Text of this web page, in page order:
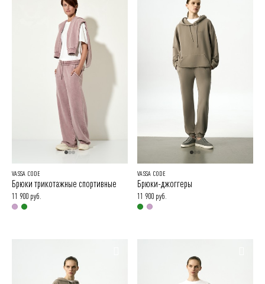
VASSA CODE
Брюки трикотажные спортивные
11 900 руб.
VASSA CODE
Брюки-джоггеры
11 900 руб.